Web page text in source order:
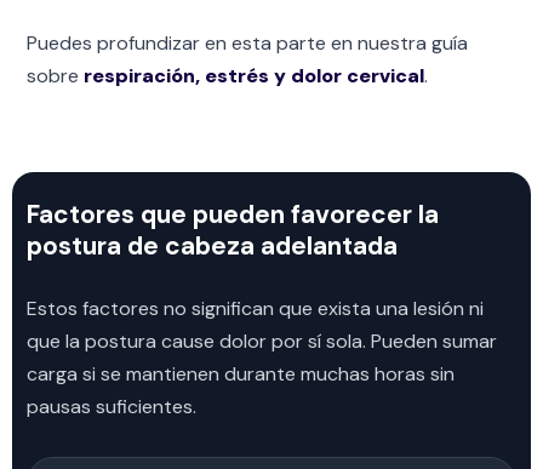
Puedes profundizar en esta parte en nuestra guía
sobre respiración, estrés y dolor cervical.
Factores que pueden favorecer la
postura de cabeza adelantada
Estos factores no significan que exista una lesión ni
que la postura cause dolor por sí sola. Pueden sumar
carga si se mantienen durante muchas horas sin
pausas suficientes.